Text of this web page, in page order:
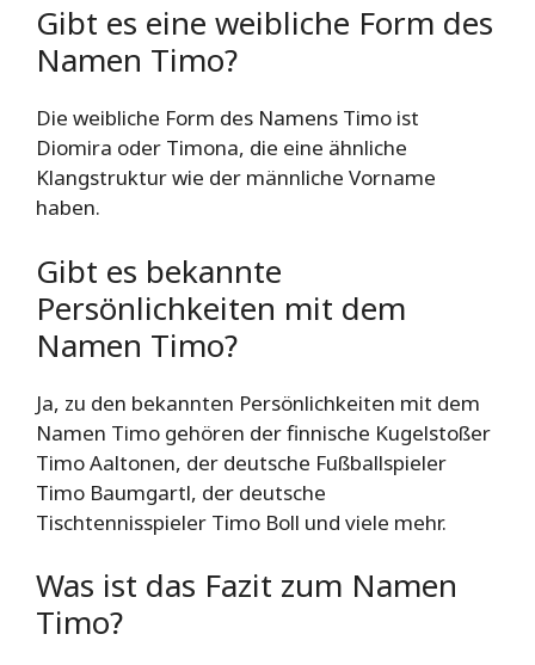
Gibt es eine weibliche Form des
Namen Timo?
Die weibliche Form des Namens Timo ist
Diomira oder Timona, die eine ähnliche
Klangstruktur wie der männliche Vorname
haben.
Gibt es bekannte
Persönlichkeiten mit dem
Namen Timo?
Ja, zu den bekannten Persönlichkeiten mit dem
Namen Timo gehören der finnische Kugelstoßer
Timo Aaltonen, der deutsche Fußballspieler
Timo Baumgartl, der deutsche
Tischtennisspieler Timo Boll und viele mehr.
Was ist das Fazit zum Namen
Timo?